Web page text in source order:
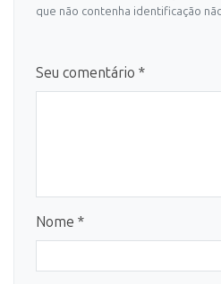
que não contenha identificação
Seu comentário *
Nome *